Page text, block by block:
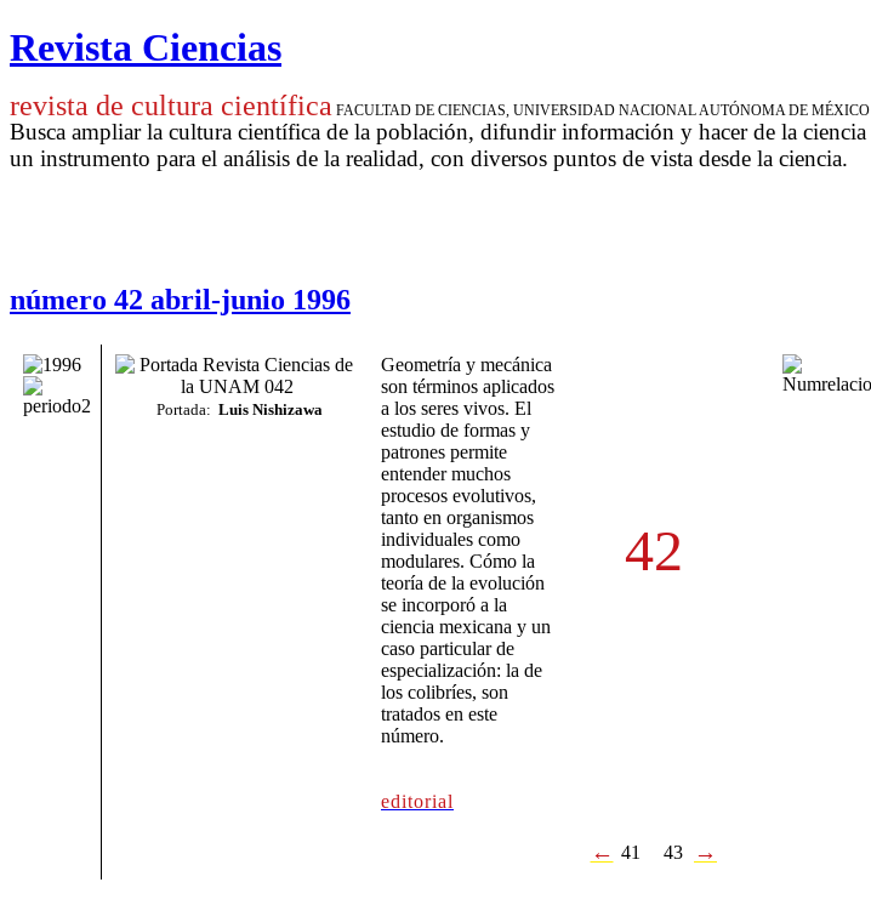
Revista Ciencias
revista de cultura científica FACULTAD DE CIENCIAS, UNIVERSIDAD NACIONAL AUTÓNOMA DE MÉXICO
Busca ampliar la cultura científica de la población, difundir información y hacer de la ciencia
un instrumento para el análisis de la realidad, con diversos puntos de vista desde la ciencia.
número 42 abril-junio 1996
Portada: Luis Nishizawa
Geometría y mecánica
son términos aplicados
a los seres vivos. El
estudio de formas y
patrones permite
entender muchos
procesos evolutivos,
tanto en organismos
individuales como
modulares. Cómo la
teoría de la evolución
se incorporó a la
ciencia mexicana y un
caso particular de
especialización: la de
los colibríes, son
tratados en este
número.
editorial
42
← 41 43 →